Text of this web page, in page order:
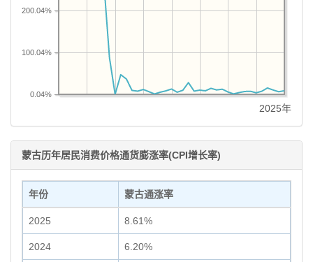
0.04%
100.04%
200.04%
2025年
蒙古历年居民消费价格通货膨涨率(CPI增长率)
年份 蒙古通涨率
2025 8.61%
2024 6.20%